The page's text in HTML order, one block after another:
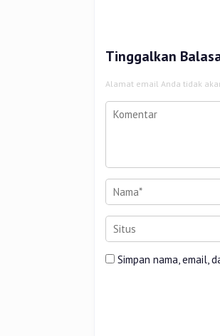
Tinggalkan
Alamat email Anda tidak
Simpan nama, email,